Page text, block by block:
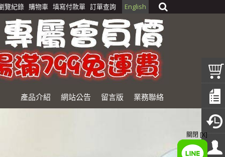
English
覽紀錄 購物車 填寫付款單 訂單查詢
產品介紹 網站公告 留言版 業務聯絡
關閉 [X]